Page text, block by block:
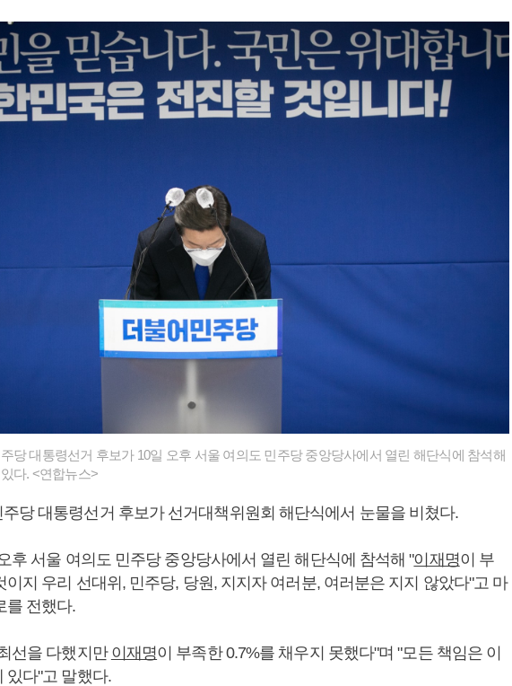
당 대통령선거 후보가 10일 오후 서울 여의도 민주당 중앙당사에서 열린 해단식에 참석해
다. <연합뉴스>
당 대통령선거 후보가 선거대책위원회 해단식에서 눈물을 비쳤다.
후 서울 여의도 민주당 중앙당사에서 열린 해단식에 참석해 "이재명이 부
이지 우리 선대위, 민주당, 당원, 지지자 여러분, 여러분은 지지 않았다"고 마
를 전했다.
선을 다했지만 이재명이 부족한 0.7%를 채우지 못했다"며 "모든 책임은 이
있다"고 말했다.